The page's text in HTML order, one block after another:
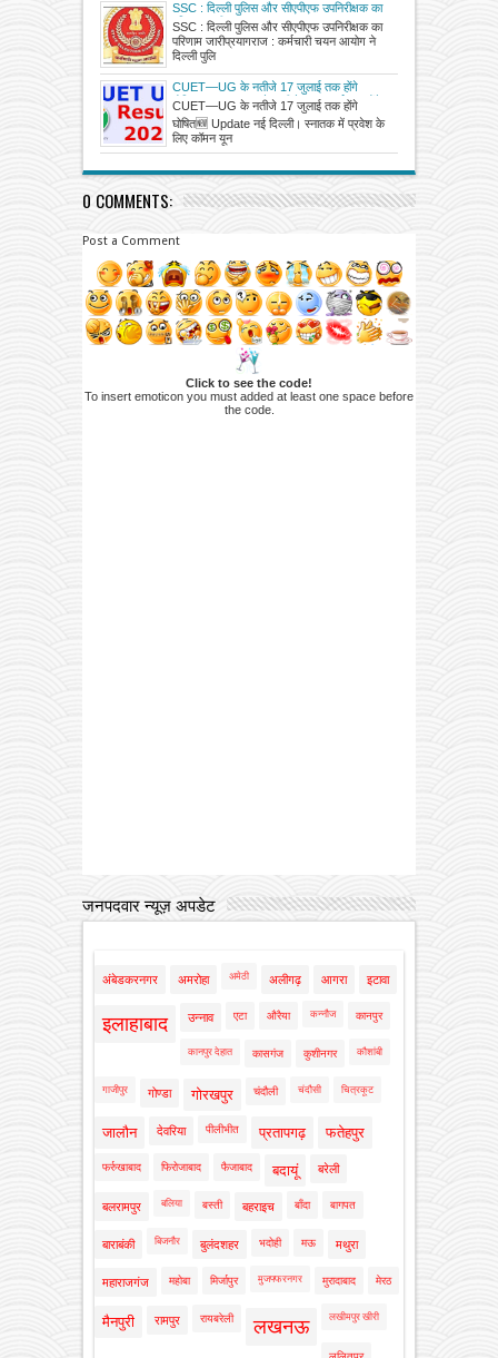
SSC : दिल्ली पुलिस और सीएपीएफ उपनिरीक्षक का
परिणाम जारी
SSC : दिल्ली पुलिस और सीएपीएफ उपनिरीक्षक का
परिणाम जारीप्रयागराज : कर्मचारी चयन आयोग ने
दिल्ली पुलि
CUET—UG के नतीजे 17 जुलाई तक होंगे
घोषितCUET—UG के नतीजे 17 जुलाई तक होंगे
घोषित
CUET—UG के नतीजे 17 जुलाई तक होंगे
घोषित🆕 Update नई दिल्ली। स्नातक में प्रवेश के
लिए कॉमन यून
0 COMMENTS:
Post a Comment
Click to see the code!
To insert emoticon you must added at least one space before
the code.
जनपदवार न्यूज़ अपडेट
अंबेडकरनगर अमरोहा अमेठी अलीगढ़ आगरा इटावा
इलाहाबाद उन्नाव एटा औरैया कन्नौज कानपुर
कानपुर देहात कासगंज कुशीनगर कौशांबी
गाजीपुर गोण्डा गोरखपुर चंदौली चंदौसी चित्रकूट
जालौन देवरिया पीलीभीत प्रतापगढ़ फतेहपुर
फर्रुखाबाद फिरोजाबाद फैजाबाद बदायूं बरेली
बलरामपुर बलिया बस्ती बहराइच बाँदा बागपत
बाराबंकी बिजनौर बुलंदशहर भदोही मऊ मथुरा
महाराजगंज महोबा मिर्जापुर मुजफ्फरनगर मुरादाबाद मेरठ
मैनपुरी रामपुर रायबरेली लखनऊ लखीमपुर खीरी